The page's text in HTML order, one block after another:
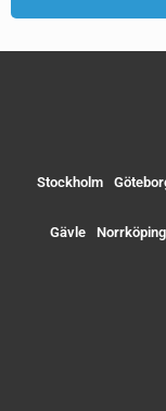
Stockholm
Gävle Norrköping